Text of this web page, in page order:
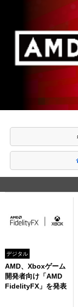
デジタル
AMD、Xboxゲーム
開発者向け「AMD
FidelityFX」を発表